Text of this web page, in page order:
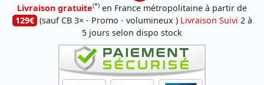
Livraison gratuite(*) en France métropolitaine à partir de
129€ (sauf CB 3× - Promo - volumineux ) Livraison Suivi 2 à
5 jours selon dispo stock